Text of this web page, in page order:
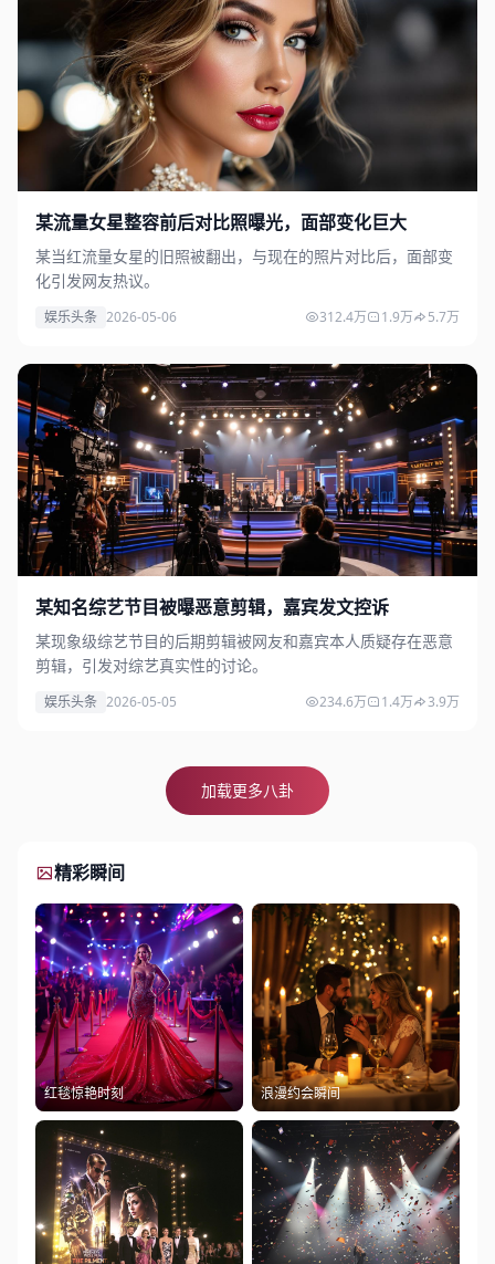
某流量女星整容前后对比照曝光，面部变化巨大
某当红流量女星的旧照被翻出，与现在的照片对比后，面部变
化引发网友热议。
娱乐头条 2026-05-06 312.4万 1.9万 5.7万
某知名综艺节目被曝恶意剪辑，嘉宾发文控诉
某现象级综艺节目的后期剪辑被网友和嘉宾本人质疑存在恶意
剪辑，引发对综艺真实性的讨论。
娱乐头条 2026-05-05 234.6万 1.4万 3.9万
加载更多八卦
精彩瞬间
红毯惊艳时刻 浪漫约会瞬间